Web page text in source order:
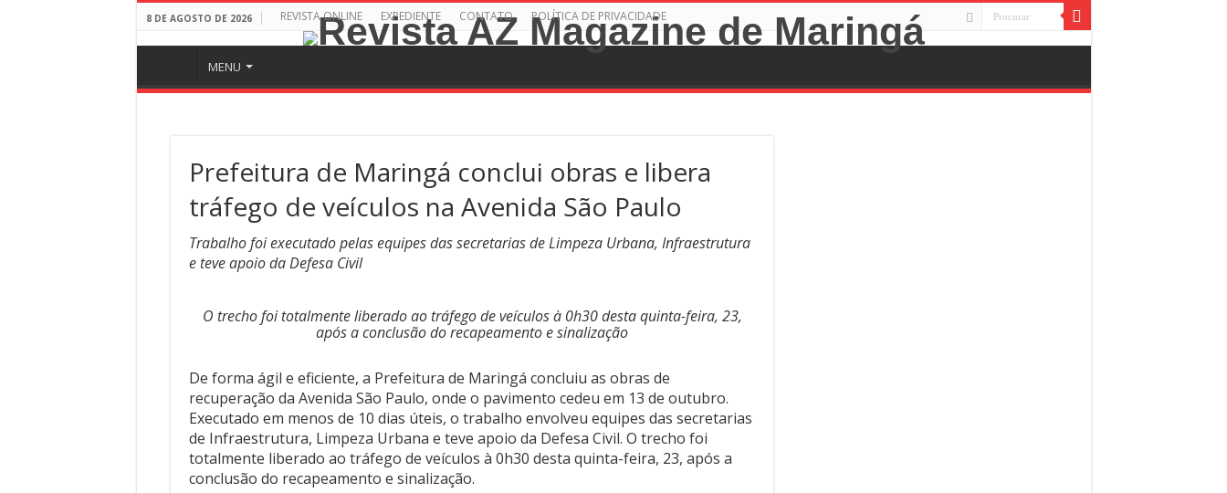
8 DE AGOSTO DE 2026 REVISTA ONLINE EXPEDIENTE CONTATO POLÍTICA DE PRIVACIDADE
MENU
Prefeitura de Maringá conclui obras e libera
tráfego de veículos na Avenida São Paulo
Trabalho foi executado pelas equipes das secretarias de Limpeza Urbana, Infraestrutura
e teve apoio da Defesa Civil
O trecho foi totalmente liberado ao tráfego de veículos à 0h30 desta quinta-feira, 23,
após a conclusão do recapeamento e sinalização
De forma ágil e eficiente, a Prefeitura de Maringá concluiu as obras de
recuperação da Avenida São Paulo, onde o pavimento cedeu em 13 de outubro.
Executado em menos de 10 dias úteis, o trabalho envolveu equipes das secretarias
de Infraestrutura, Limpeza Urbana e teve apoio da Defesa Civil. O trecho foi
totalmente liberado ao tráfego de veículos à 0h30 desta quinta-feira, 23, após a
conclusão do recapeamento e sinalização.